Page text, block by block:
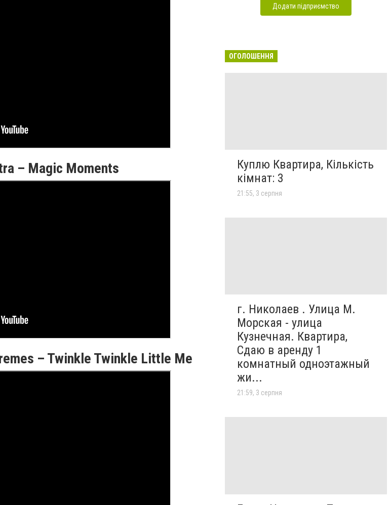
– Magic Moments
– Twinkle Twinkle Little Me
Додати підприємство
ОГОЛОШЕННЯ
Куплю Квартира, Кількість
кімнат: 3
21:55, 3 серпня
г. Николаев . Улица М.
Морская - улица
Кузнечная. Квартира,
Сдаю в аренду 1
комнатный одноэтажный
жи...
21:59, 3 серпня